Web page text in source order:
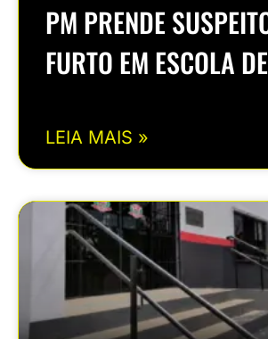
PM PRENDE
FURTO EM ESCOLA
LEIA MAIS »